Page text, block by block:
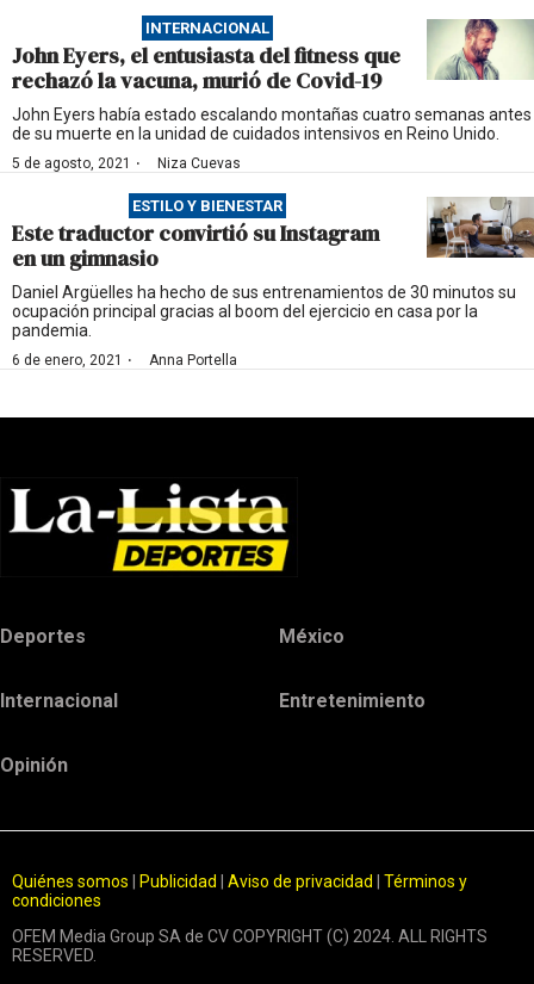
INTERNACIONAL
John Eyers, el entusiasta del fitness que
rechazó la vacuna, murió de Covid-19
John Eyers había estado escalando montañas cuatro semanas antes
de su muerte en la unidad de cuidados intensivos en Reino Unido.
5 de agosto, 2021 · Niza Cuevas
ESTILO Y BIENESTAR
Este traductor convirtió su Instagram
en un gimnasio
Daniel Argüelles ha hecho de sus entrenamientos de 30 minutos su
ocupación principal gracias al boom del ejercicio en casa por la
pandemia.
6 de enero, 2021 · Anna Portella
Deportes México
Internacional Entretenimiento
Opinión
Quiénes somos Publicidad Aviso de privacidad
Términos y
condiciones
OFEM Media Group SA de CV COPYRIGHT (C) 2024. ALL RIGHTS
RESERVED.